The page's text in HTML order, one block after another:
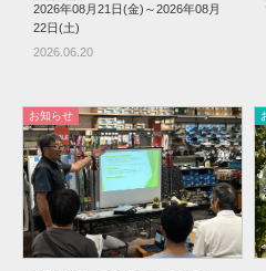
2026年08月21日(金)～2026年08月
22日(土)
2026.06.20
お知らせ